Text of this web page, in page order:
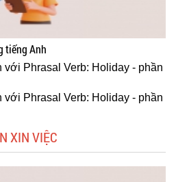
tiếng Anh
với Phrasal Verb: Holiday - phần
với Phrasal Verb: Holiday - phần
XIN VIỆC